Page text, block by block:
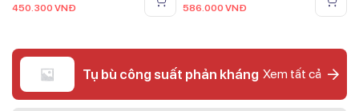
450.300 VNĐ
586.000 VNĐ
Tụ bù công suất phản kháng Xem tất cả